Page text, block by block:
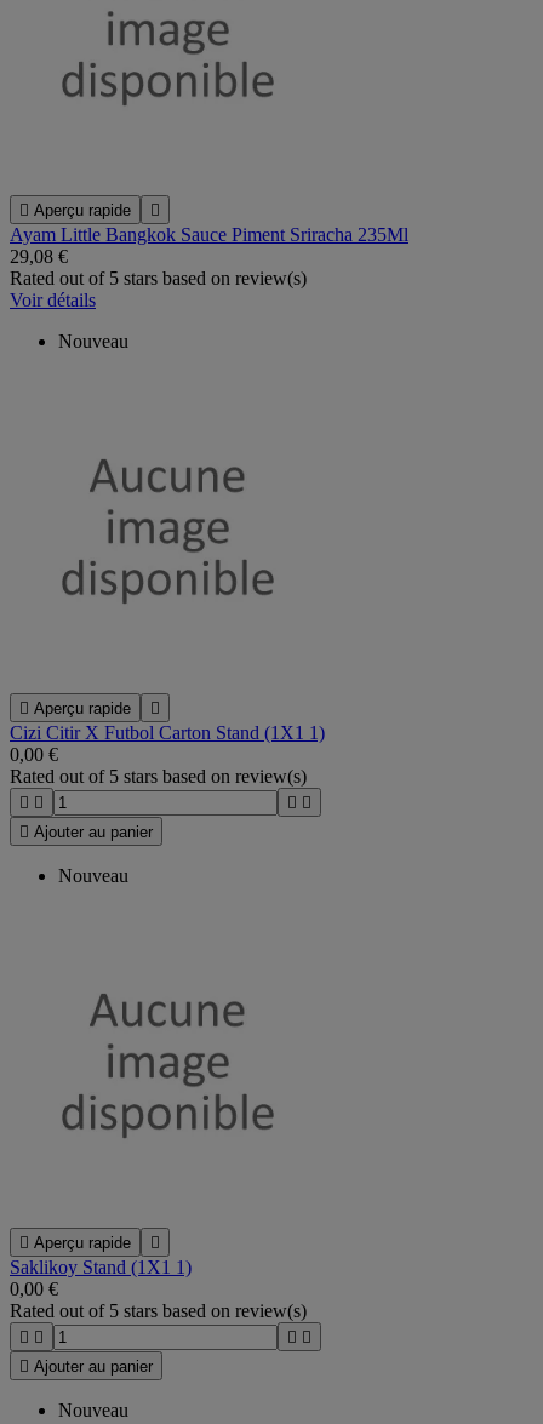
 Aperçu rapide 
Ayam Little Bangkok Sauce Piment Sriracha 235Ml
29,08 €
Rated out of 5 stars based on review(s)
Voir détails
Nouveau
 Aperçu rapide 
Cizi Citir X Futbol Carton Stand (1X1 1)
0,00 €
Rated out of 5 stars based on review(s)
   
 Ajouter au panier
Nouveau
 Aperçu rapide 
Saklikoy Stand (1X1 1)
0,00 €
Rated out of 5 stars based on review(s)
   
 Ajouter au panier
Nouveau